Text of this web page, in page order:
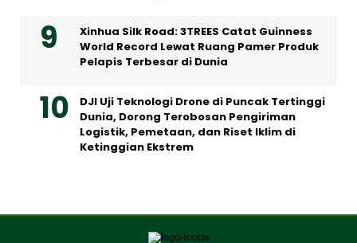
Xinhua Silk Road: 3TREES Catat Guinness
World Record Lewat Ruang Pamer Produk
Pelapis Terbesar di Dunia
DJI Uji Teknologi Drone di Puncak Tertinggi
Dunia, Dorong Terobosan Pengiriman
Logistik, Pemetaan, dan Riset Iklim di
Ketinggian Ekstrem